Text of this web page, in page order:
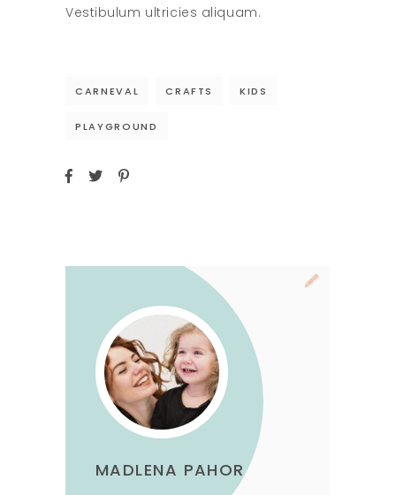
Vestibulum ultricies aliquam.
CARNEVAL CRAFTS KIDS
PLAYGROUND
MADLENA PAHOR